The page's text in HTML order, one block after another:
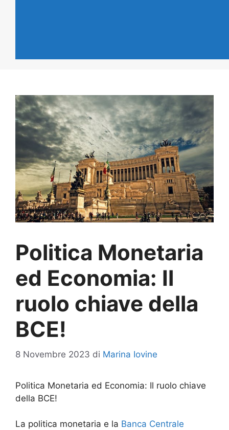
Politica Monetaria
ed Economia: Il
ruolo chiave della
BCE!
8 Novembre 2023 di Marina Iovine
Politica Monetaria ed Economia: Il ruolo chiave
della BCE!
La politica monetaria e la Banca Centrale